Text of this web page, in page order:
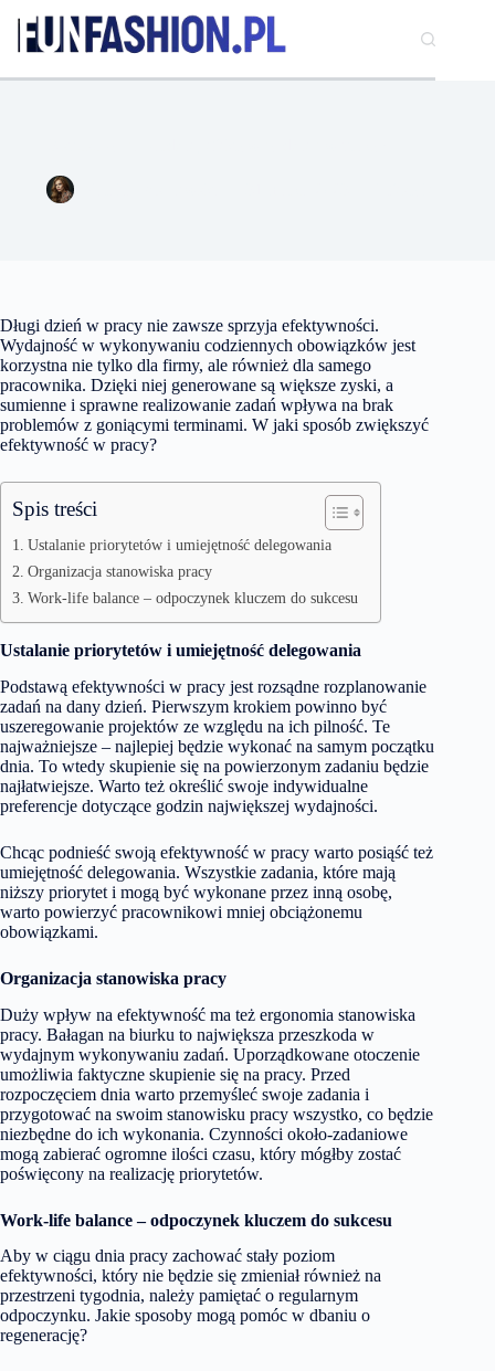
treści
Długi dzień w pracy nie zawsze sprzyja efektywności.
Wydajność w wykonywaniu codziennych obowiązków jest
korzystna nie tylko dla firmy, ale również dla samego
pracownika. Dzięki niej generowane są większe zyski, a
sumienne i sprawne realizowanie zadań wpływa na brak
problemów z goniącymi terminami. W jaki sposób zwiększyć
efektywność w pracy?
Spis treści
Ustalanie priorytetów i umiejętność delegowania
Organizacja stanowiska pracy
Work-life balance – odpoczynek kluczem do sukcesu
Ustalanie priorytetów i umiejętność delegowania
Podstawą efektywności w pracy jest rozsądne rozplanowanie
zadań na dany dzień. Pierwszym krokiem powinno być
uszeregowanie projektów ze względu na ich pilność. Te
najważniejsze – najlepiej będzie wykonać na samym początku
dnia. To wtedy skupienie się na powierzonym zadaniu będzie
najłatwiejsze. Warto też określić swoje indywidualne
preferencje dotyczące godzin największej wydajności.
Chcąc podnieść swoją efektywność w pracy warto posiąść też
umiejętność delegowania. Wszystkie zadania, które mają
niższy priorytet i mogą być wykonane przez inną osobę,
warto powierzyć pracownikowi mniej obciążonemu
obowiązkami.
Organizacja stanowiska pracy
Duży wpływ na efektywność ma też ergonomia stanowiska
pracy. Bałagan na biurku to największa przeszkoda w
wydajnym wykonywaniu zadań. Uporządkowane otoczenie
umożliwia faktyczne skupienie się na pracy. Przed
rozpoczęciem dnia warto przemyśleć swoje zadania i
przygotować na swoim stanowisku pracy wszystko, co będzie
niezbędne do ich wykonania. Czynności około-zadaniowe
mogą zabierać ogromne ilości czasu, który mógłby zostać
poświęcony na realizację priorytetów.
Work-life balance – odpoczynek kluczem do sukcesu
Aby w ciągu dnia pracy zachować stały poziom
efektywności, który nie będzie się zmieniał również na
przestrzeni tygodnia, należy pamiętać o regularnym
odpoczynku. Jakie sposoby mogą pomóc w dbaniu o
regenerację?